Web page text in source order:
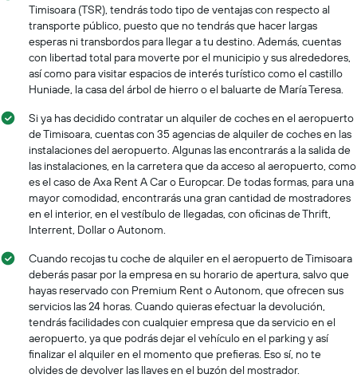
Timisoara (TSR), tendrás todo tipo de ventajas con respecto al
transporte público, puesto que no tendrás que hacer largas
esperas ni transbordos para llegar a tu destino. Además, cuentas
con libertad total para moverte por el municipio y sus alrededores,
así como para visitar espacios de interés turístico como el castillo
Huniade, la casa del árbol de hierro o el baluarte de María Teresa.
Si ya has decidido contratar un alquiler de coches en el aeropuerto
de Timisoara, cuentas con 35 agencias de alquiler de coches en las
instalaciones del aeropuerto. Algunas las encontrarás a la salida de
las instalaciones, en la carretera que da acceso al aeropuerto, como
es el caso de Axa Rent A Car o Europcar. De todas formas, para una
mayor comodidad, encontrarás una gran cantidad de mostradores
en el interior, en el vestíbulo de llegadas, con oficinas de Thrift,
Interrent, Dollar o Autonom.
Cuando recojas tu coche de alquiler en el aeropuerto de Timisoara
deberás pasar por la empresa en su horario de apertura, salvo que
hayas reservado con Premium Rent o Autonom, que ofrecen sus
servicios las 24 horas. Cuando quieras efectuar la devolución,
tendrás facilidades con cualquier empresa que da servicio en el
aeropuerto, ya que podrás dejar el vehículo en el parking y así
finalizar el alquiler en el momento que prefieras. Eso sí, no te
olvides de devolver las llaves en el buzón del mostrador.